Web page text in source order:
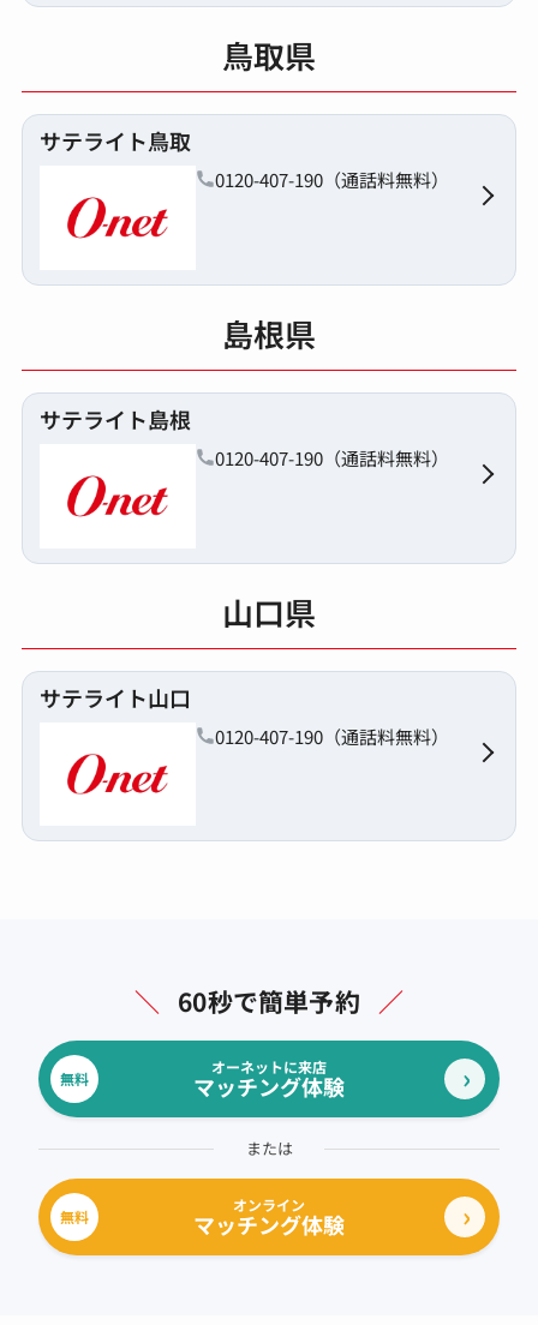
鳥取県
サテライト鳥取
0120-407-190（通話料無料）
島根県
サテライト島根
0120-407-190（通話料無料）
山口県
サテライト山口
0120-407-190（通話料無料）
＼ 60秒で簡単予約 ／
無料
オーネットに来店
マッチング体験
または
無料
オンライン
マッチング体験